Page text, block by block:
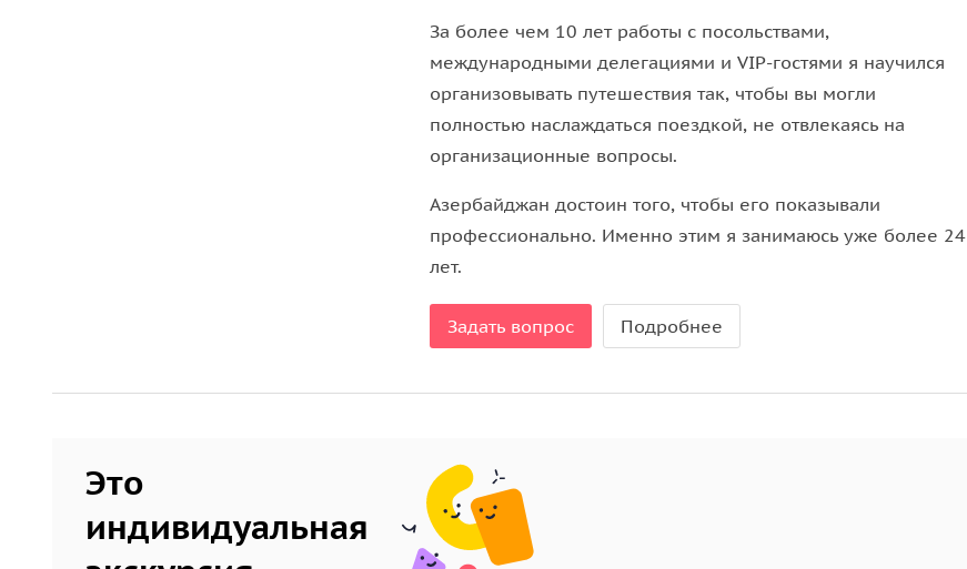
За более чем 10 лет работы с посольствами,
международными делегациями и VIP-гостями я научился
организовывать путешествия так, чтобы вы могли
полностью наслаждаться поездкой, не отвлекаясь на
организационные вопросы.
Азербайджан достоин того, чтобы его показывали
профессионально. Именно этим я занимаюсь уже более 24
лет.
Задать вопрос Подробнее
Это
индивидуальная